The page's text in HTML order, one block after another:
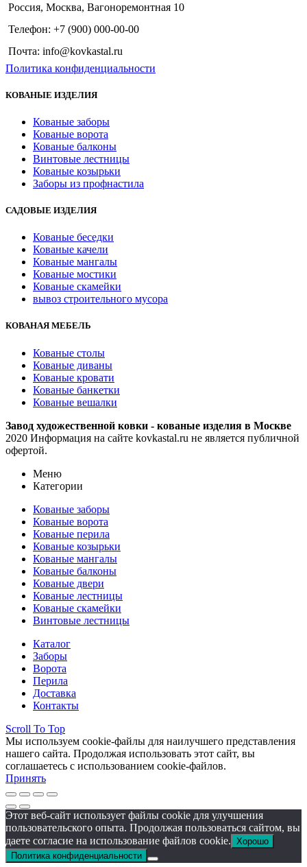
Россия, Москва, Вагоноремонтная 10
Телефон: +7 (900) 000-00-00
Почта: info@kovkastal.ru
Политика конфиденциальности
КОВАНЫЕ ИЗДЕЛИЯ
Кованые заборы
Кованые ворота
Кованые балконы
Винтовые лестницы
Кованые козырьки
Заборы из профнастила
САДОВЫЕ ИЗДЕЛИЯ
Кованые беседки
Кованые качели
Кованые мангалы
Кованые мостики
Кованые скамейки
вывоз строительного мусора
КОВАНАЯ МЕБЕЛЬ
Кованые столы
Кованые диваны
Кованые кровати
Кованые банкетки
Кованые вешалки
Завод художественной ковки - кованые изделия в Москве
2020 Информация на сайте kovkastal.ru не является публичной
офертой.
Меню
Категории
Кованые заборы
Кованые ворота
Кованые перила
Кованые козырьки
Кованые мангалы
Кованые балконы
Кованые двери
Кованые лестницы
Кованые скамейки
Винтовые лестницы
Каталог
Заборы
Ворота
Перила
Доставка
Контакты
Scroll To Top
Мы используем cookie-файлы для наилучшего представления
нашего сайта. Продолжая использовать этот сайт, вы
соглашаетесь с использованием cookie-файлов.
Принять
Этот веб-сайт использует файлы cookie для улучшения
пользовательского опыта. Продолжая пользоваться сайтом, вы
даете согласие на использование файлов cookie. Хорошо
Политика конфиденциальности